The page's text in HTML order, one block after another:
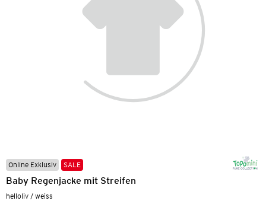
Online Exklusiv SALE
Baby Regenjacke mit Streifen
helloliv / weiss